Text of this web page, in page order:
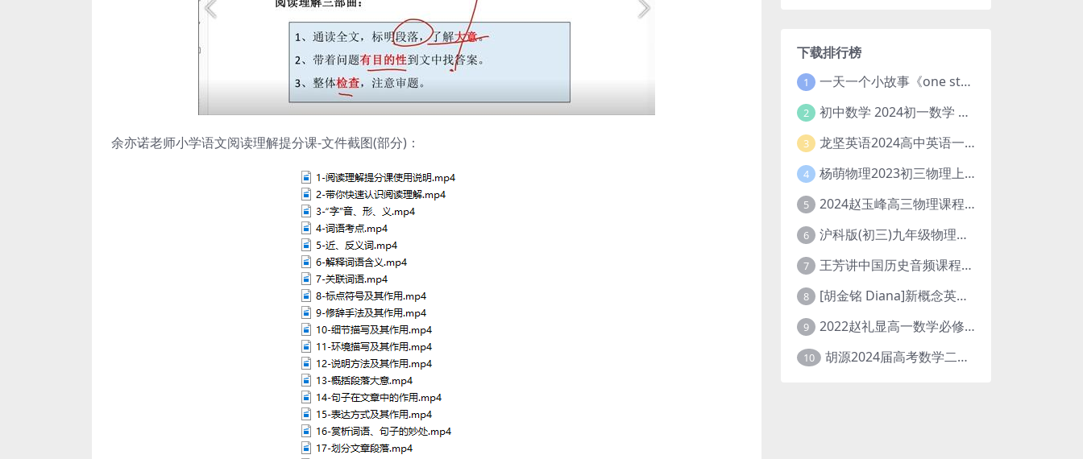
余亦诺老师小学语文阅读理解提分课-文件截图(部分)：
下载排行榜
1 一天一个小故事《one story a day》初中版 百度网盘分享下载
2 初中数学 2024初一数学 朱韬数学 S班春季下 A+班春季下 百度云网盘
3 龙坚英语2024高中英语一轮系统班(全国卷+北京卷)
4 杨萌物理2023初三物理上秋季A+班(视频+讲义) 百度网盘分享
5 2024赵玉峰高三物理课程24年高考物理一轮复习网课教程
6 沪科版(初三)九年级物理全一册网课教学视频全集(录播版 杜春雨 66讲)
7 王芳讲中国历史音频课程全集(上下五千年)
8 [胡金铭 Diana]新概念英语第1册教学视频课程(全集 百度网盘下载)
9 2022赵礼显高一数学必修一课程视频资源(秋季班 含讲义)百度网盘云
10 胡源2024届高考数学二轮寒假春季精讲 百度网盘分享